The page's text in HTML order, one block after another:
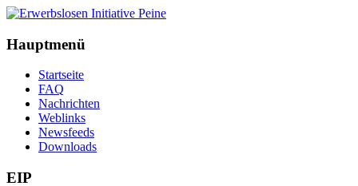
Hauptmenü
Startseite
FAQ
Nachrichten
Weblinks
Newsfeeds
Downloads
EIP